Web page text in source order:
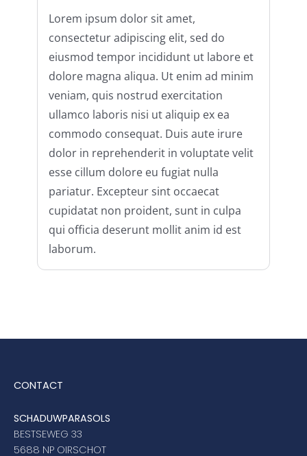
Lorem ipsum dolor sit amet,
consectetur adipiscing elit, sed do
eiusmod tempor incididunt ut labore et
dolore magna aliqua. Ut enim ad minim
veniam, quis nostrud exercitation
ullamco laboris nisi ut aliquip ex ea
commodo consequat. Duis aute irure
dolor in reprehenderit in voluptate velit
esse cillum dolore eu fugiat nulla
pariatur. Excepteur sint occaecat
cupidatat non proident, sunt in culpa
qui officia deserunt mollit anim id est
laborum.
CONTACT
SCHADUWPARASOLS
BESTSEWEG 33
5688 NP OIRSCHOT